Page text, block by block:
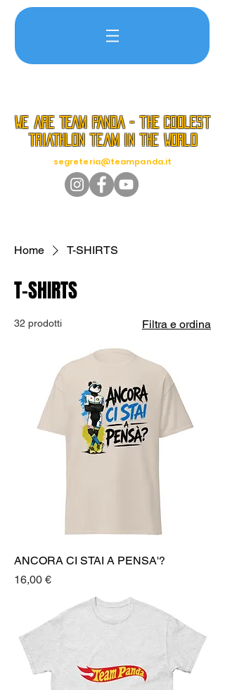
we are TEAM PANDA - the coolest
triathlon team in the world
segreteria@teampanda.it
Home T-SHIRTS
T-SHIRTS
32 prodotti Filtra e ordina
ANCORA CI STAI A PENSA'?
Prezzo
16,00 €